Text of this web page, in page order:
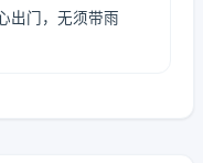
出门，无须带雨